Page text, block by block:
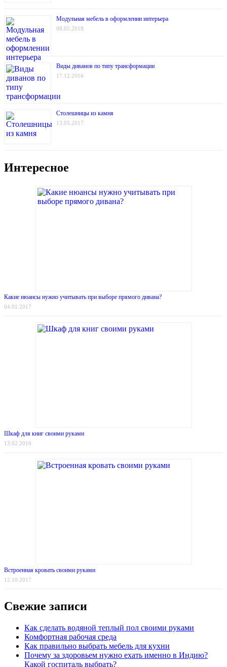
Модульная мебель в оформлении интерьера
08.05.2018
Виды диванов по типу трансформации
17.12.2016
Столешницы из камня
13.05.2017
Интересное
Какие нюансы нужно учитывать при выборе прямого дивана?
04.01.2017
Шкаф для книг своими руками
13.02.2016
Встроенная кровать своими руками
12.10.2017
Свежие записи
Как сделать водяной теплый пол своими руками
Комфортная рабочая среда
Как правильно выбрать мебель для кухни
Почему за здоровьем нужно ехать именно в Индию?
Какой госпиталь выбрать?